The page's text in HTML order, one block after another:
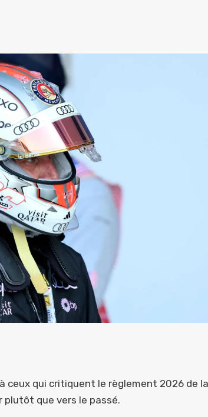
ceux qui critiquent le règlement 2026 de la
plutôt que vers le passé.